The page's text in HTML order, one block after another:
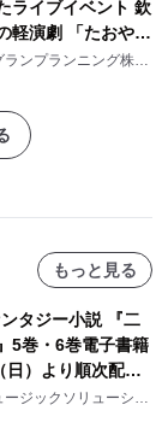
ライブイベント 欽
軽演劇 「たおやか
中
ンプランニング株式
もっと見る
タジー小説 『二
5巻・6巻電子書籍
日）より順次配信
ジックソリューショ